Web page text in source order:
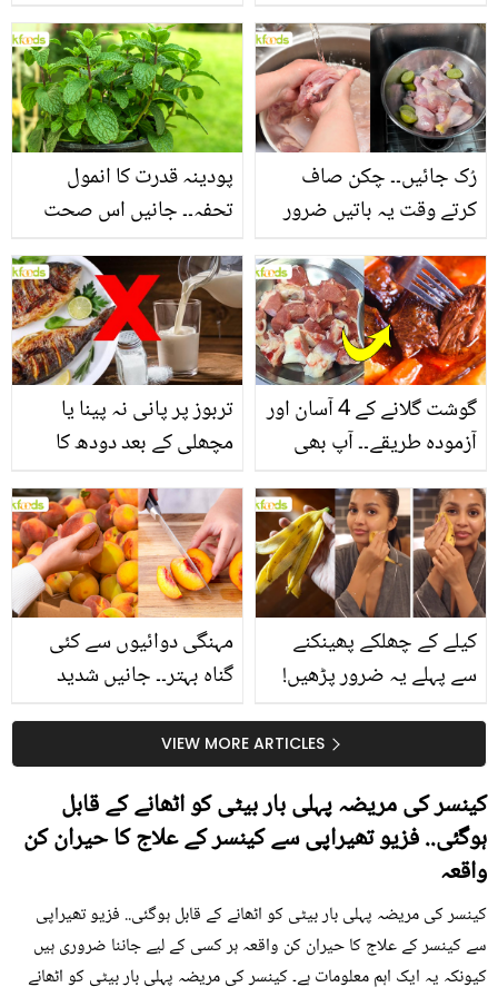
منرلز اور اینٹی آکسیڈنٹس
سے بھرپور اس سبزی کے
فائدے
بنانے کے چند قدرتی طریقے
پودینہ قدرت کا انمول
تحفہ۔۔ جانیں اس صحت
انگیز طبی فوائد
رُک جائیں۔۔ چکن صاف
کرتے وقت یہ باتیں ضرور
تربوز پر پانی نہ پینا یا
مچھلی کے بعد دودھ کا
سے متعلق غلط فہمیوں کی
حقیقت کیا ہے اور افواہ
کیا؟
گوشت گلانے کے 4 آسان اور
آزمودہ طریقے۔۔ آپ بھی
بتائے راز
مہنگی دوائیوں سے کئی
گناہ بہتر۔۔ جانیں شدید
کیوں کھانا چاہیے؟
کیلے کے چھلکے پھینکنے
سے پہلے یہ ضرور پڑھیں!
سستا اور قدرتی حلVIEW MORE ARTICLES
کینسر کی مریضہ پہلی بار بیٹی کو اٹھانے کے قابل
ہوگئی.. فزیو تھیراپی سے کینسر کے علاج کا حیران کن
واقعہ
کینسر کی مریضہ پہلی بار بیٹی کو اٹھانے کے قابل ہوگئی.. فزیو تھیراپی
سے کینسر کے علاج کا حیران کن واقعہ ہر کسی کے لیے جاننا ضروری ہیں
کیونکہ یہ ایک اہم معلومات ہے۔ کینسر کی مریضہ پہلی بار بیٹی کو اٹھانے